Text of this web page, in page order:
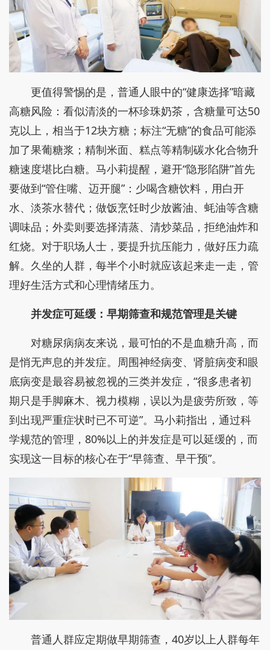
更值得警惕的是，普通人眼中的“健康选择”暗藏
高糖风险：看似清淡的一杯珍珠奶茶，含糖量可达50
克以上，相当于12块方糖；标注“无糖”的食品可能添
加了果葡糖浆；精制米面、糕点等精制碳水化合物升
糖速度堪比白糖。马小莉提醒，避开“隐形陷阱”首先
要做到“管住嘴、迈开腿”：少喝含糖饮料，用白开
水、淡茶水替代；做饭烹饪时少放酱油、蚝油等含糖
调味品；外卖则要选择清蒸、清炒菜品，拒绝油炸和
红烧。对于职场人士，要提升抗压能力，做好压力疏
解。久坐的人群，每半个小时就应该起来走一走，管
理好生活方式和心理情绪压力。
并发症可延缓：早期筛查和规范管理是关键
对糖尿病病友来说，最可怕的不是血糖升高，而
是悄无声息的并发症。周围神经病变、肾脏病变和眼
底病变是最容易被忽视的三类并发症，“很多患者初
期只是手脚麻木、视力模糊，误以为是疲劳所致，等
到出现严重症状时已不可逆”。马小莉指出，通过科
学规范的管理，80%以上的并发症是可以延缓的，而
实现这一目标的核心在于“早筛查、早干预”。
普通人群应定期做早期筛查，40岁以上人群每年